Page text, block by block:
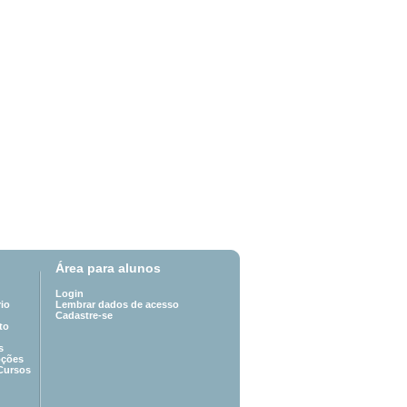
Área para alunos
Login
Lembrar dados de acesso
Cadastre-se